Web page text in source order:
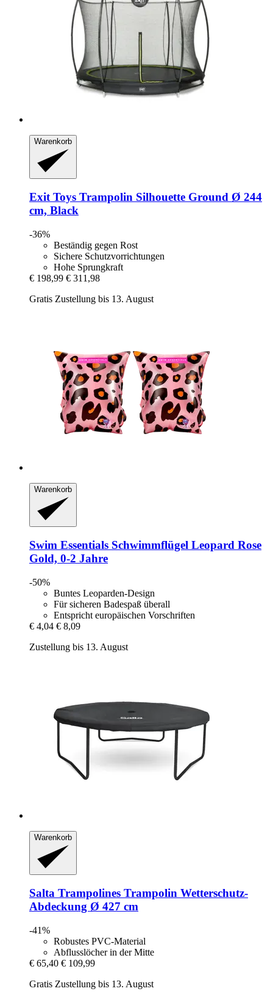
Warenkorb
Exit Toys Trampolin Silhouette Ground Ø 244
cm, Black
-36%
Beständig gegen Rost
Sichere Schutzvorrichtungen
Hohe Sprungkraft
€ 198,99 € 311,98
Gratis Zustellung bis 13. August
Warenkorb
Swim Essentials Schwimmflügel Leopard Rose
Gold, 0-​2 Jahre
-50%
Buntes Leoparden-Design
Für sicheren Badespaß überall
Entspricht europäischen Vorschriften
€ 4,04 € 8,09
Zustellung bis 13. August
Warenkorb
Salta Trampolines Trampolin Wetterschutz-​
Abdeckung Ø 427 cm
-41%
Robustes PVC-Material
Abflusslöcher in der Mitte
€ 65,40 € 109,99
Gratis Zustellung bis 13. August